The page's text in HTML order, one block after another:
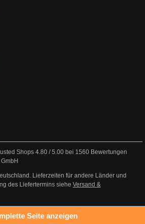
Shops 4.80 /5.00 bei 1560 Bewertungen
Lieferzeiten für andere Länder und
des Liefertermins siehe Versand &
Seite anzeigen